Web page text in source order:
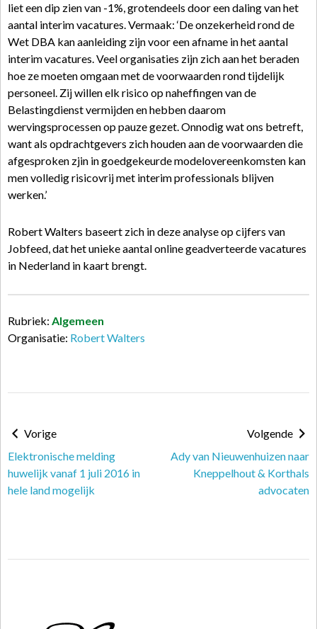
liet een dip zien van -1%, grotendeels door een daling van het
aantal interim vacatures. Vermaak: ‘De onzekerheid rond de
Wet DBA kan aanleiding zijn voor een afname in het aantal
interim vacatures. Veel organisaties zijn zich aan het beraden
hoe ze moeten omgaan met de voorwaarden rond tijdelijk
personeel. Zij willen elk risico op naheffingen van de
Belastingdienst vermijden en hebben daarom
wervingsprocessen op pauze gezet. Onnodig wat ons betreft,
want als opdrachtgevers zich houden aan de voorwaarden die
afgesproken zjin in goedgekeurde modelovereenkomsten kan
men volledig risicovrij met interim professionals blijven
werken.’
Robert Walters baseert zich in deze analyse op cijfers van
Jobfeed, dat het unieke aantal online geadverteerde vacatures
in Nederland in kaart brengt.
Rubriek: Algemeen
Organisatie: Robert Walters
Vorige
Elektronische melding
huwelijk vanaf 1 juli 2016 in
hele land mogelijk
Volgende
Ady van Nieuwenhuizen naar
Kneppelhout & Korthals
advocaten